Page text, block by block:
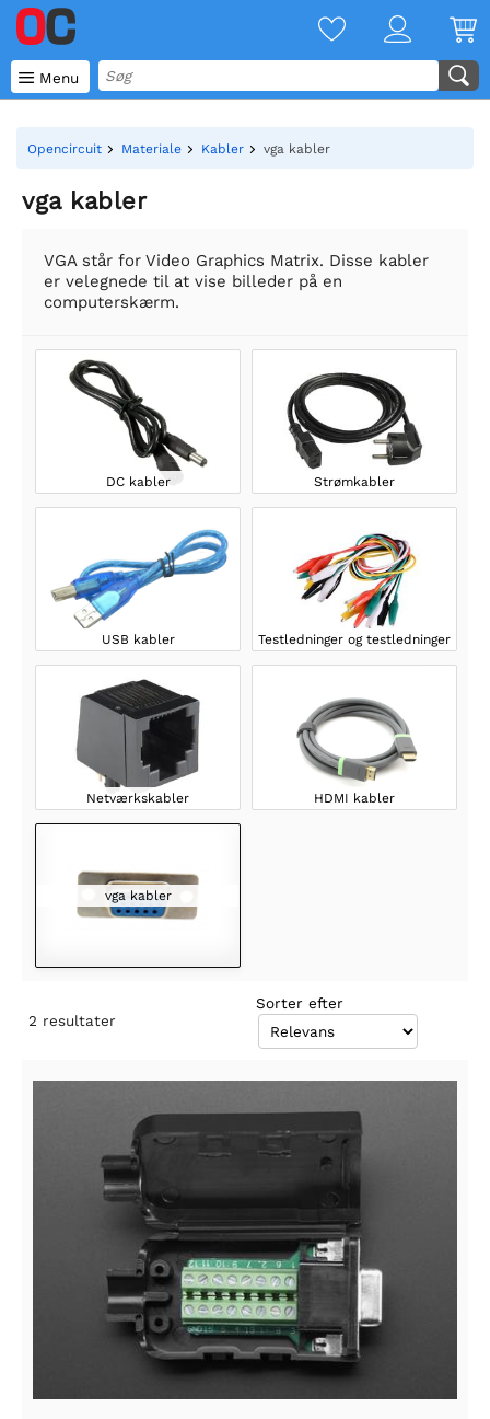
 Menu
Opencircuit Materiale Kabler vga kabler
vga kabler
VGA står for Video Graphics Matrix. Disse kabler
er velegnede til at vise billeder på en
computerskærm.
DC kabler Strømkabler
USB kabler Testledninger og testledninger
Netværkskabler HDMI kabler
vga kabler
2 resultater
Sorter efter